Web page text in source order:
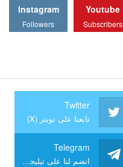
Youtube
Subscribers
Instagram
Followers
Twitter
تابعنا على تويتر (X)
Telegram
انضم لنا على تيليجرام